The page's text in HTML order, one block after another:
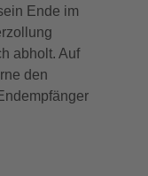
Ende im
abholt. Auf
den